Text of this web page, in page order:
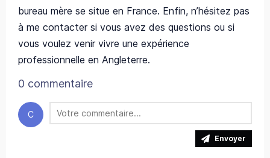
bureau mère se situe en France. Enfin, n’hésitez pas
à me contacter si vous avez des questions ou si
vous voulez venir vivre une expérience
professionnelle en Angleterre.
0 commentaire
C
Envoyer